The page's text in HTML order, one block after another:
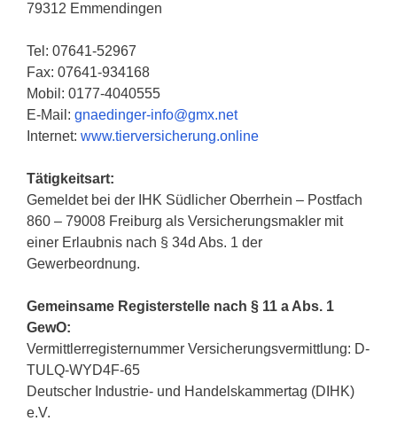
79312 Emmendingen
Tel: 07641-52967
Fax: 07641-934168
Mobil: 0177-4040555
E-Mail: gnaedinger-info@gmx.net
Internet: www.tierversicherung.online
Tätigkeitsart:
Gemeldet bei der IHK Süd­li­cher Ober­rhein – Post­fach
860 – 79008 Frei­burg als Versicherungsmakler mit
einer Erlaubnis nach § 34d Abs. 1 der
Gewerbeordnung.
Gemeinsame Registerstelle nach § 11 a Abs. 1
GewO:
Vermittlerregisternummer Versicherungsvermittlung: D-
TULQ-WYD4F-65
Deutscher Industrie- und Handelskammertag (DIHK)
e.V.